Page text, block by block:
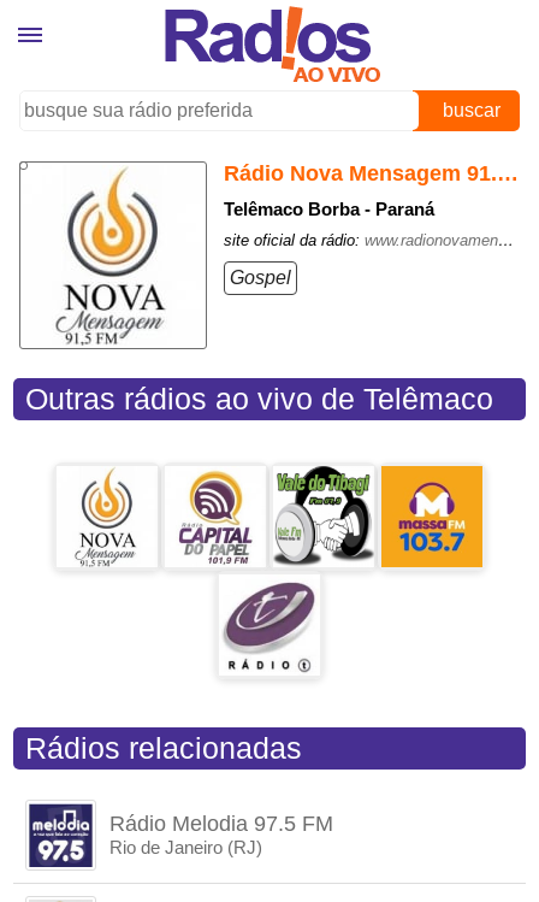
buscar
Rádio Nova Mensagem 91.5 FM
Telêmaco Borba - Paraná
site oficial da rádio:www.radionovamensagem.com.br
Gospel
Outras rádios ao vivo de Telêmaco
Rádios relacionadas
Rádio Melodia 97.5 FM
Rio de Janeiro (RJ)